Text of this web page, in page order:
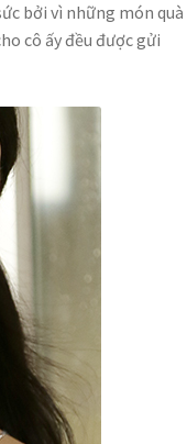
bởi vì những món quà
cô ấy đều được gửi